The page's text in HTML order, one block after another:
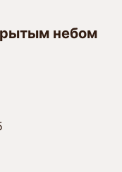
небом